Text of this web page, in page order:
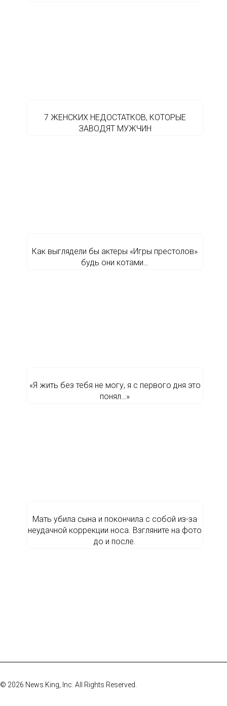
7 ЖЕНСКИХ НЕДОСТАТКОВ, КОТОРЫЕ
ЗАВОДЯТ МУЖЧИН
Как выглядели бы актеры «Игры престолов»
будь они котами…
«Я жить без тебя не могу, я с первого дня это
понял…»
Мать убила сына и покончила с собой из-за
неудачной коррекции носа. Взгляните на фото
до и после.
© 2026 News King, Inc. All Rights Reserved.